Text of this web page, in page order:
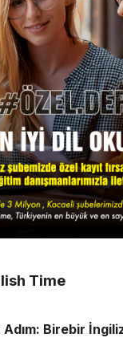
Time
Birebir